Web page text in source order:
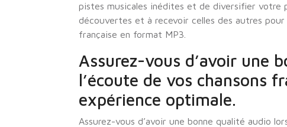
pistes musicales inédites et de diversifier votre
découvertes et à recevoir celles des autres
française en format MP3.
Assurez-vous d’avoir une
l’écoute de vos chansons
expérience optimale.
Assurez-vous d’avoir une bonne qualité audio